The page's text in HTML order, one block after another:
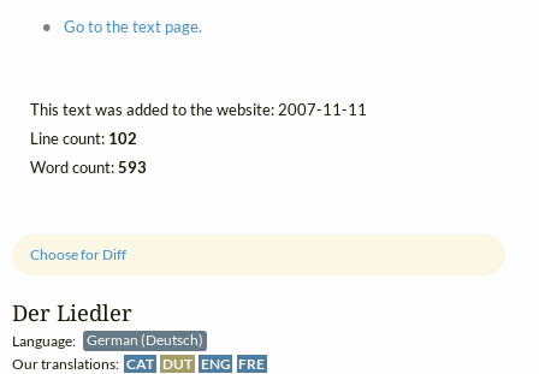
Der Liedler
Language:
German (Deutsch)
Our translations: CAT DUT ENG FRE
Choose for Diff
Go to the text page.
This text was added to the website: 2007-11-11
Line count: 102
Word count:593